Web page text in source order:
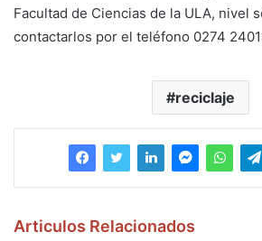
Facultad de Ciencias de la ULA, nivel
contactarlos por el teléfono 0274
reciclaje
Articulos Relacionados